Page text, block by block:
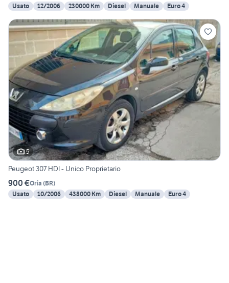
Usato 12/2006 230000 Km Diesel Manuale Euro 4
5
Peugeot 307 HDI - Unico Proprietario
900 €Oria (BR)
Usato
10/2006 438000 Km Diesel Manuale Euro 4